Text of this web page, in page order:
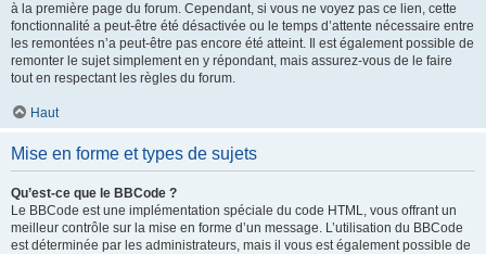
à la première page du forum. Cependant, si vous ne voyez pas ce lien, cette
fonctionnalité a peut-être été désactivée ou le temps d’attente nécessaire entre
les remontées n’a peut-être pas encore été atteint. Il est également possible de
remonter le sujet simplement en y répondant, mais assurez-vous de le faire
tout en respectant les règles du forum.
Haut
Mise en forme et types de sujets
Qu’est-ce que le BBCode ?
Le BBCode est une implémentation spéciale du code HTML, vous offrant un
meilleur contrôle sur la mise en forme d’un message. L’utilisation du BBCode
est déterminée par les administrateurs, mais il vous est également possible de